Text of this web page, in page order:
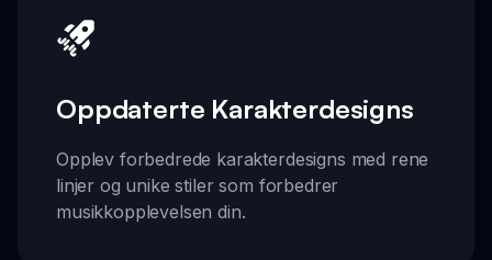
Oppdaterte Karakterdesigns
Opplev forbedrede karakterdesigns med rene
linjer og unike stiler som forbedrer
musikkopplevelsen din.